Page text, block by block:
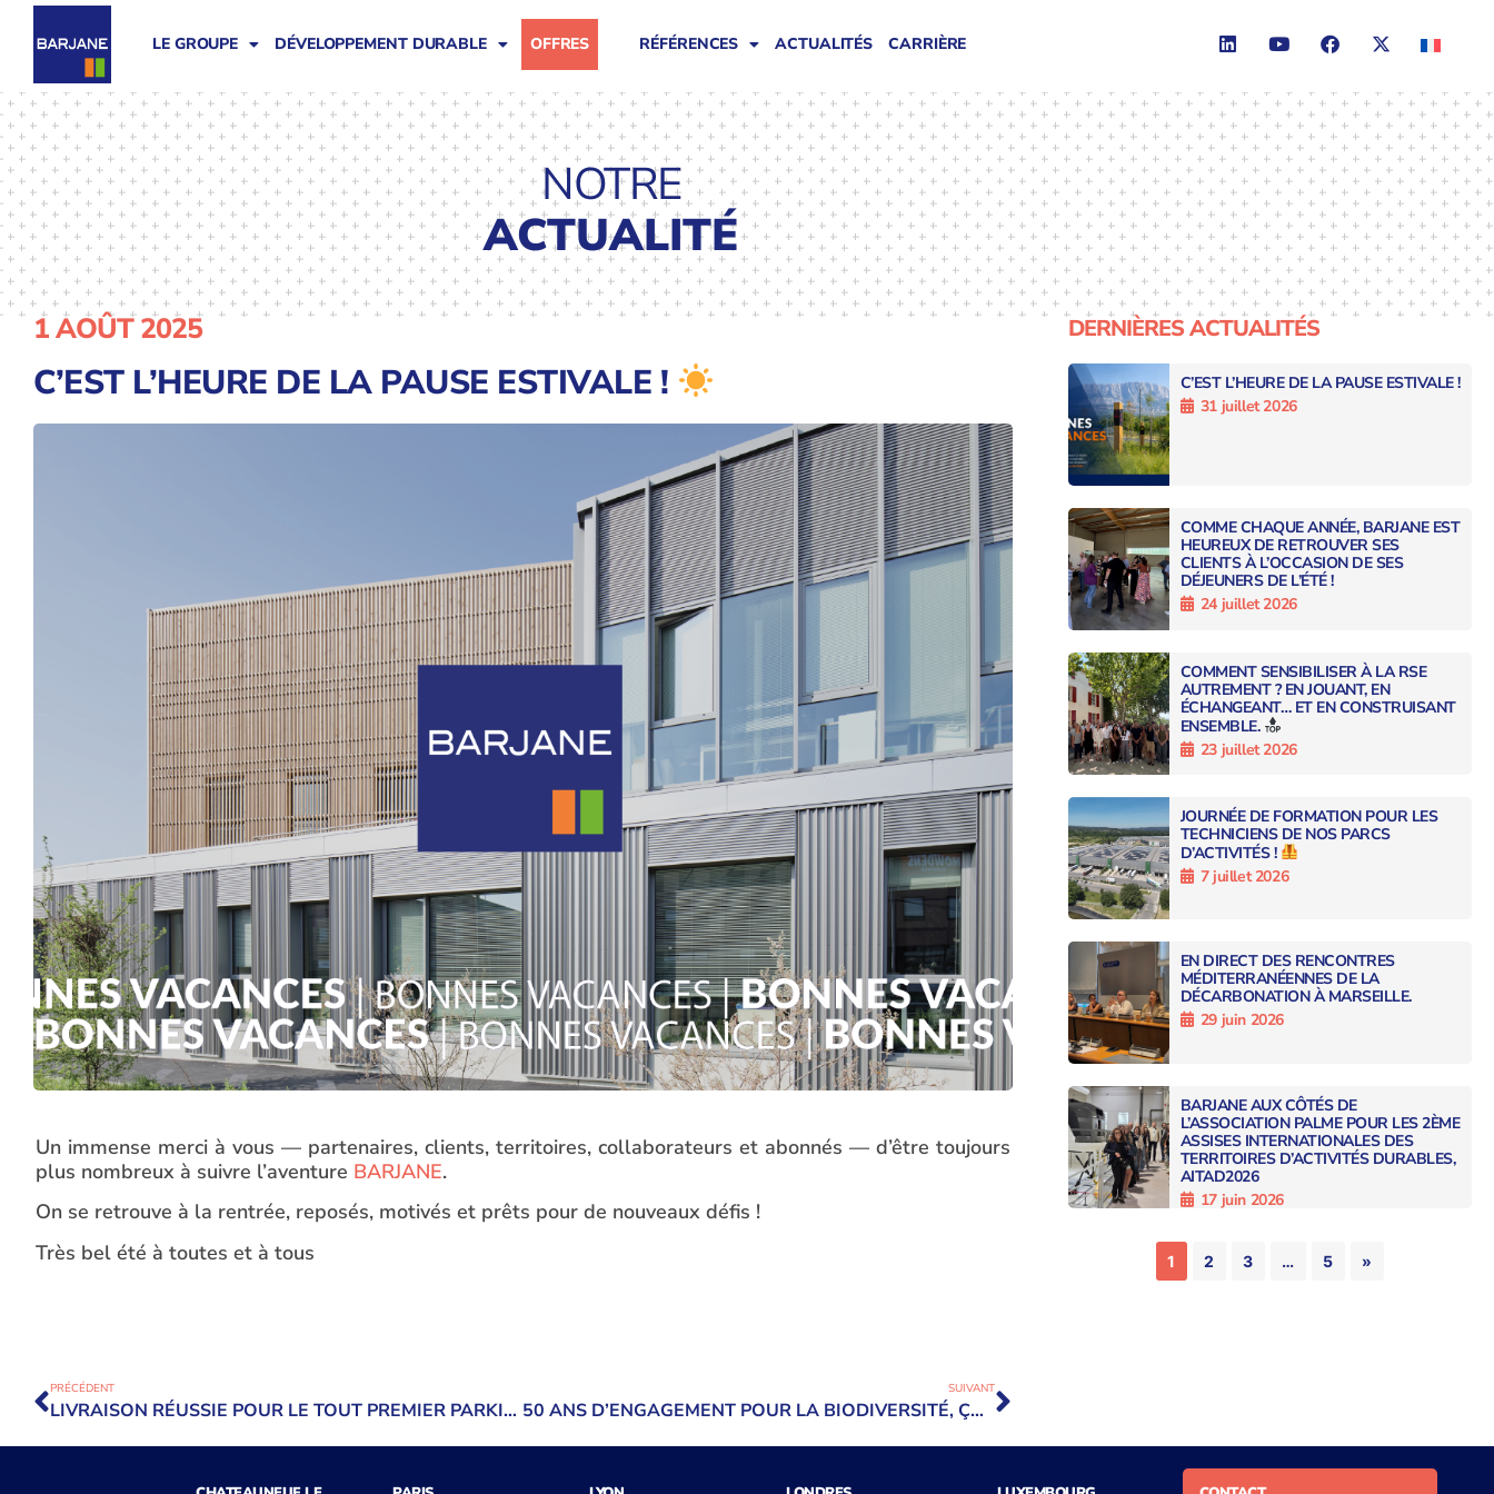
LE GROUPE DÉVELOPPEMENT DURABLE OFFRES RÉFÉRENCES ACTUALITÉS CARRIÈRE
NOTRE
ACTUALITÉ
1 AOÛT 2025
C’EST L’HEURE DE LA PAUSE ESTIVALE !
Un immense merci à vous — partenaires, clients, territoires, collaborateurs et abonnés — d’être toujours
plus nombreux à suivre l’aventure BARJANE.
On se retrouve à la rentrée, reposés, motivés et prêts pour de nouveaux défis !
Très bel été à toutes et à tous
PRÉCÉDENT
LIVRAISON RÉUSSIE POUR LE TOUT PREMIER PARKING SILO DE BARJANE !
SUIVANT
50 ANS D’ENGAGEMENT POUR LA BIODIVERSITÉ, ÇA SE FÊTE !
DERNIÈRES ACTUALITÉS
C’EST L’HEURE DE LA PAUSE ESTIVALE !
31 juillet 2026
COMME CHAQUE ANNÉE, BARJANE EST
HEUREUX DE RETROUVER SES
CLIENTS À L’OCCASION DE SES
DÉJEUNERS DE L’ÉTÉ !
24 juillet 2026
COMMENT SENSIBILISER À LA RSE
AUTREMENT ? EN JOUANT, EN
ÉCHANGEANT… ET EN CONSTRUISANT
ENSEMBLE.
23 juillet 2026
JOURNÉE DE FORMATION POUR LES
TECHNICIENS DE NOS PARCS
D’ACTIVITÉS !
7 juillet 2026
EN DIRECT DES RENCONTRES
MÉDITERRANÉENNES DE LA
DÉCARBONATION À MARSEILLE.
29 juin 2026
BARJANE AUX CÔTÉS DE
L’ASSOCIATION PALME POUR LES 2ÈME
ASSISES INTERNATIONALES DES
TERRITOIRES D’ACTIVITÉS DURABLES,
AITAD2026
17 juin 2026
1 2 3 … 5 »